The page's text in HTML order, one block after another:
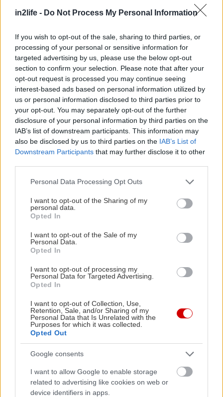
in2life - Do Not Process My Personal Information
If you wish to opt-out of the sale, sharing to third parties, or
processing of your personal or sensitive information for
targeted advertising by us, please use the below opt-out
section to confirm your selection. Please note that after your
opt-out request is processed you may continue seeing
interest-based ads based on personal information utilized by
us or personal information disclosed to third parties prior to
your opt-out. You may separately opt-out of the further
disclosure of your personal information by third parties on the
IAB’s list of downstream participants. This information may
also be disclosed by us to third parties on the IAB’s List of
Downstream Participants that may further disclose it to other
Please note that this website/app uses one or more Google
not limited to your visit or usage behaviour. You may click to
grant or deny consent to Google and its third-party tags to
use your data for below specified purposes in below Google
consent section.
Personal Data Processing Opt Outs
I want to opt-out of the Sharing of my
personal data.
Opted In
I want to opt-out of the Sale of my
Personal Data.
Opted In
I want to opt-out of processing my
Personal Data for Targeted Advertising.
Opted In
I want to opt-out of Collection, Use,
Retention, Sale, and/or Sharing of my
Personal Data that Is Unrelated with the
Purposes for which it was collected.
Opted Out
Google consents
I want to allow Google to enable storage
related to advertising like cookies on web or
device identifiers in apps.
πέντε-έξι καρτελάκια σε διαφορετικά ρούχα, για
λέμε μόνο από άποψη οικολογίας (πουκι αυτή
είναι σημαντική) αλλά και επειδή αλλιώς «πέφτει»
ένα φόρεμα βαμβακερό κι αλλιώς ένα συνθετικό.
Επίσης, άλλο πάχος έχει η βισκόζη και άλλο ο
πολυεστέρας –αυτό είναι σημαντικό για να μην
ζεσταίνεσαι το καλοκαίρι ή να μην κρυώνεις τον
χειμώνα.
Αν στα υλικά δεις ένα ποσοστό ελαστάνης, αυτό
σημαίνει πως το ρούχο θα προσαρμόζεται σε
κάποιο βαθμό στην σιλουέτα σου, θα είναι αυτό
βαμβακερό είναι σίγουρα υγιεινό για το δέρμα
σου, αλλά και άκαμπτο σαν ύφασμα. Το οργανικό
βαμβάκι είναι πιο μαλακό και πιο λεπτό από το
«βαμβάκι» σκέτο. Τέλος, οι ακαμάτηδες ανάμεσά
δείχνουν) υπέροχα αλλά θέλουν σιδέρωμα πριν
από κάθε φορά που θα τα φορέσεις.
Πηγή φωτογραφιών:Bright Side